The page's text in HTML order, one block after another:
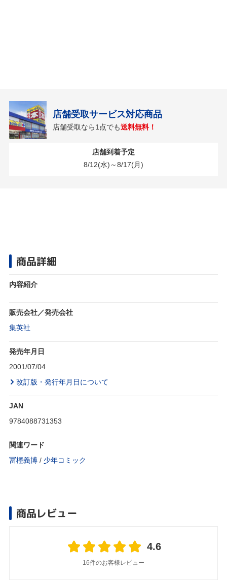
店舗受取サービス対応商品
店舗受取なら1点でも送料無料！
店舗到着予定
8/12(水)～8/17(月)
商品詳細
内容紹介
販売会社／発売会社
集英社
発売年月日
2001/07/04
改訂版・発行年月日について
JAN
9784088731353
関連ワード
冨樫義博 / 少年コミック
商品レビュー
4.6
16件のお客様レビュー